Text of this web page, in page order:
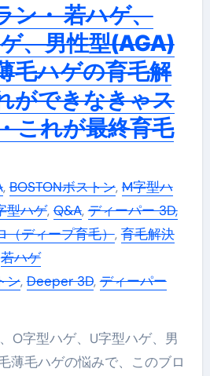
ン・ 若ハゲ、
、男性型(AGA)
毛ハゲの育毛解
ができなきゃス
これが最終育毛
,BOSTONボストン,M字型ハ
型ハゲ,Q&A,ディーパー 3D,
（ディープ育毛）,育毛解決
若ハゲ
ン,Deeper 3D,ディーパー
薄毛ハゲの悩みで、このブロ